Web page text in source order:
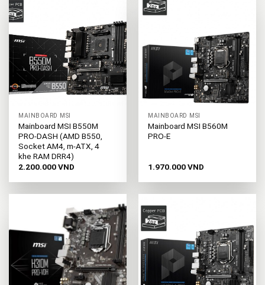
MAINBOARD MSI
Mainboard MSI B550M
PRO-DASH (AMD B550,
Socket AM4, m-ATX, 4
khe RAM DRR4)
2.200.000VND
MAINBOARD MSI
Mainboard MSI B560M
PRO-E
1.970.000VND